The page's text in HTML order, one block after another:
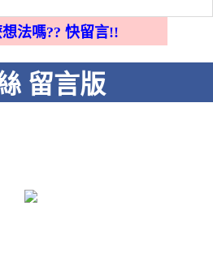
法嗎?? 快留言!!
留言版